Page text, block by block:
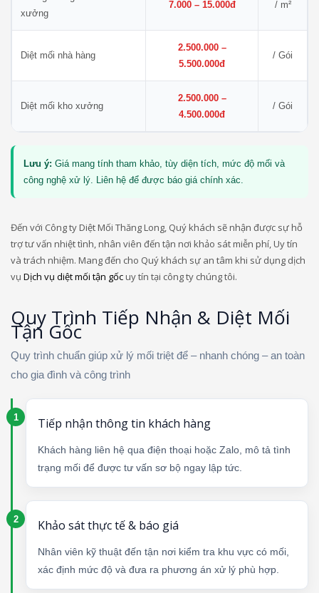
xưởng
7.000 – 15.000đ / m²
Diệt mối nhà hàng
2.500.000 –
5.500.000đ
/ Gói
Diệt mối kho xưởng
2.500.000 –
4.500.000đ
/ Gói
Lưu ý: Giá mang tính tham khảo, tùy diện tích, mức độ mối và
công nghệ xử lý. Liên hệ để được báo giá chính xác.
Đến với Công ty Diệt Mối Thăng Long, Quý khách sẽ nhận được sự hỗ
trợ tư vấn nhiệt tình, nhân viên đến tận nơi khảo sát miễn phí, Uy tín
và trách nhiệm. Mang đến cho Quý khách sự an tâm khi sử dụng dịch
vụ Dịch vụ diệt mối tận gốcuy tín tại công ty chúng tôi.
Quy Trình Tiếp Nhận & Diệt Mối
Tận Gốc
Quy trình chuẩn giúp xử lý mối triệt để – nhanh chóng – an toàn
cho gia đình và công trình
Tiếp nhận thông tin khách hàng
Khách hàng liên hệ qua điện thoại hoặc Zalo, mô tả tình
trạng mối để được tư vấn sơ bộ ngay lập tức.
Khảo sát thực tế & báo giá
Nhân viên kỹ thuật đến tận nơi kiểm tra khu vực có mối,
xác định mức độ và đưa ra phương án xử lý phù hợp.